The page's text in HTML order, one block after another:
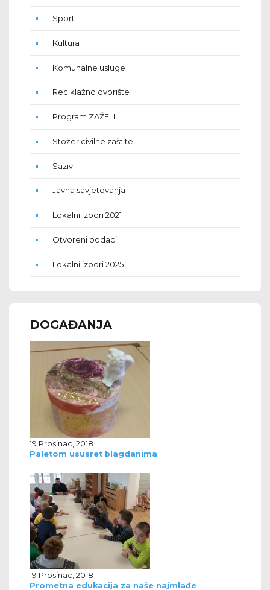
Sport
Kultura
Komunalne usluge
Reciklažno dvorište
Program ZAŽELI
Stožer civilne zaštite
Sazivi
Javna savjetovanja
Lokalni izbori 2021
Otvoreni podaci
Lokalni izbori 2025
DOGAĐANJA
19 Prosinac, 2018
Paletom ususret blagdanima
19 Prosinac, 2018
Prometna edukacija za naše najmlađe